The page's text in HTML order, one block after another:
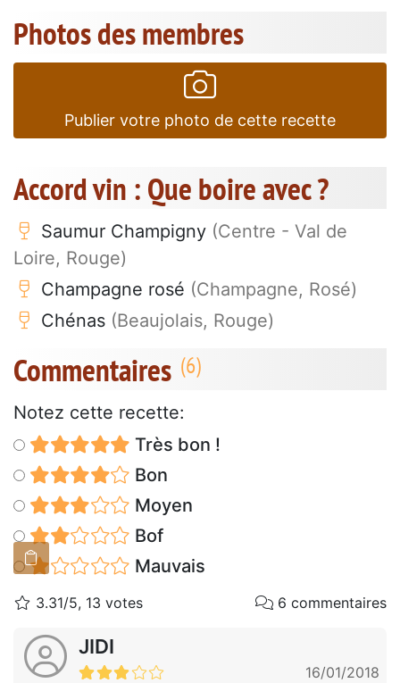
Photos des membres
Publier votre photo de cette recette
Accord vin : Que boire avec ?
Saumur Champigny (Centre - Val de
Loire, Rouge)
Champagne rosé (Champagne, Rosé)
Chénas (Beaujolais, Rouge)
Commentaires
Notez cette recette:
Très bon !
Bon
Moyen
Bof
Mauvais
3.31/5, 13 votes 6 commentaires
JIDI
16/01/2018